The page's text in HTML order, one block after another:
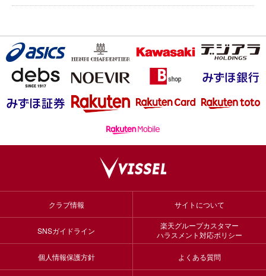
クラブ情報 サイトについて
SNSガイドライン
楽天グループカスタマー
ハラスメント対応ポリシー
個人情報保護方針 よくある質問